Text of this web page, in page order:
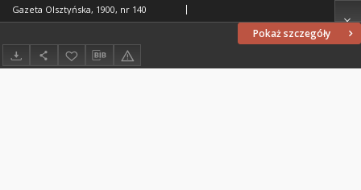
Pokaż szczegóły
Gazeta Olsztyńska, 1900, nr 140